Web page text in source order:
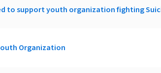
to support youth organization fighting
Organization